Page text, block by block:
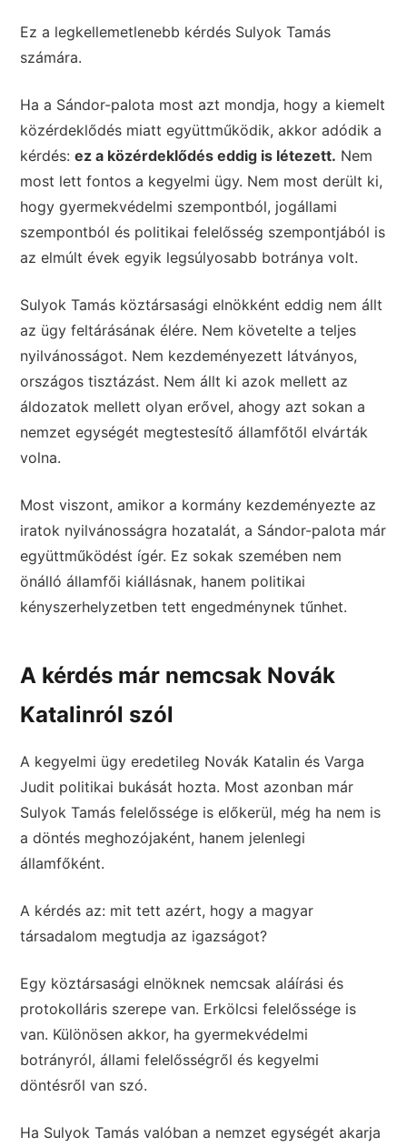
Ez a legkellemetlenebb kérdés Sulyok Tamás
számára.
Ha a Sándor-palota most azt mondja, hogy a kiemelt
közérdeklődés miatt együttműködik, akkor adódik a
kérdés:ez a közérdeklődés eddig is létezett. Nem
most lett fontos a kegyelmi ügy. Nem most derült ki,
hogy gyermekvédelmi szempontból, jogállami
szempontból és politikai felelősség szempontjából is
az elmúlt évek egyik legsúlyosabb botránya volt.
Sulyok Tamás köztársasági elnökként eddig nem állt
az ügy feltárásának élére. Nem követelte a teljes
nyilvánosságot. Nem kezdeményezett látványos,
országos tisztázást. Nem állt ki azok mellett az
áldozatok mellett olyan erővel, ahogy azt sokan a
nemzet egységét megtestesítő államfőtől elvárták
volna.
Most viszont, amikor a kormány kezdeményezte az
iratok nyilvánosságra hozatalát, a Sándor-palota már
együttműködést ígér. Ez sokak szemében nem
önálló államfői kiállásnak, hanem politikai
kényszerhelyzetben tett engedménynek tűnhet.
A kérdés már nemcsak Novák
Katalinról szól
A kegyelmi ügy eredetileg Novák Katalin és Varga
Judit politikai bukását hozta. Most azonban már
Sulyok Tamás felelőssége is előkerül, még ha nem is
a döntés meghozójaként, hanem jelenlegi
államfőként.
A kérdés az: mit tett azért, hogy a magyar
társadalom megtudja az igazságot?
Egy köztársasági elnöknek nemcsak aláírási és
protokolláris szerepe van. Erkölcsi felelőssége is
van. Különösen akkor, ha gyermekvédelmi
botrányról, állami felelősségről és kegyelmi
döntésről van szó.
Ha Sulyok Tamás valóban a nemzet egységét akarja